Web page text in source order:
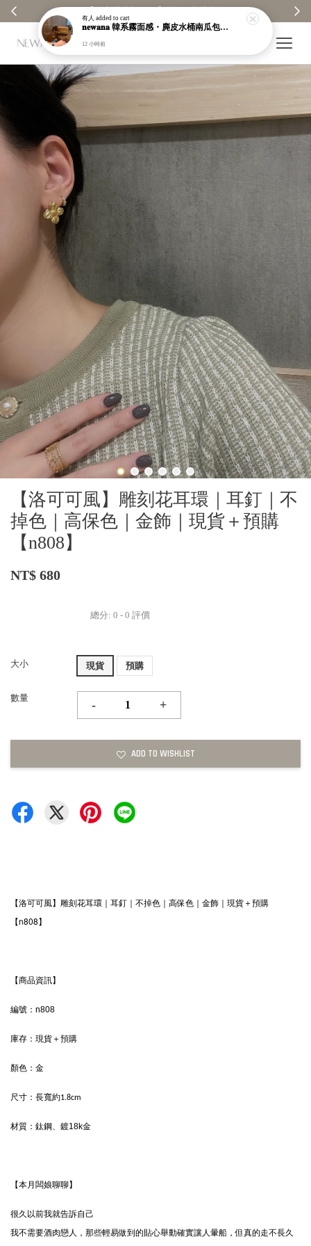
【洛可可風】雕刻花耳環｜耳釘｜不
掉色｜高保色｜金飾｜現貨＋預購
【n808】
NT$ 680
總分: 0 - 0 評價
大小 現貨 預購
數量
- +
ADD TO WISHLIST
【洛可可風】雕刻花耳環｜耳釘｜不掉色｜高保色｜金飾｜現貨＋預購
【n808】
【商品資訊】
編號：n808
庫存：現貨＋預購
顏色： 金
尺寸： 長寬約1.8cm
材質： 鈦鋼、鍍18k金
【本月闆娘聊聊】
很久以前我就告訴自己
我不需要酒肉戀人，那些輕易做到的貼心舉動確實讓人暈船，但真的走不長久
有人 added to cart
𝐧𝐞𝐰𝐚𝐧𝐚 韓系霧面感・麂皮水桶南瓜包｜通勤日常包｜高級皮革｜現貨＋預購【nk62】
12 小時前